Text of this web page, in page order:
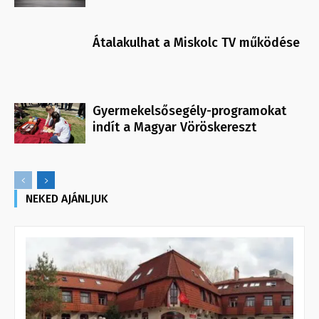
Átalakulhat a Miskolc TV működése
Gyermekelsősegély-programokat
indít a Magyar Vöröskereszt
NEKED AJÁNLJUK